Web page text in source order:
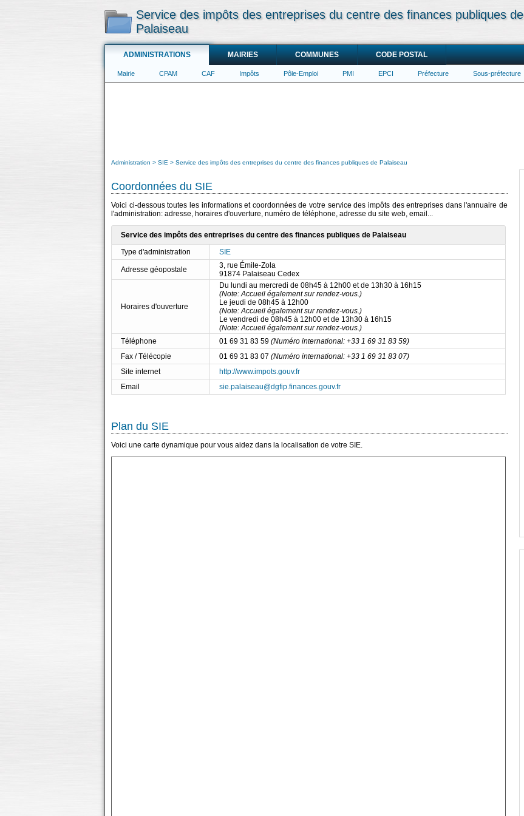
Service des impôts des entreprises du centre des finances publiques de
Palaiseau
ADMINISTRATIONS MAIRIES COMMUNES CODE POSTAL
Mairie CPAM CAF Impôts Pôle-Emploi PMI EPCI Préfecture Sous-préfecture
Administration SIE Service des impôts des entreprises du centre des finances publiques de Palaiseau
Coordonnées du SIE
Voici ci-dessous toutes les informations et coordonnées de votre service des impôts des entreprises dans l'annuaire de
l'administration: adresse, horaires d'ouverture, numéro de téléphone, adresse du site web, email...
Service des impôts des entreprises du centre des finances publiques de Palaiseau
Type d'administration
SIE
Adresse géopostale
3, rue Émile-Zola
91874 Palaiseau Cedex
Horaires d'ouverture
Du lundi au mercredi de 08h45 à 12h00 et de 13h30 à 16h15
(Note: Accueil également sur rendez-vous.)
Le jeudi de 08h45 à 12h00
(Note: Accueil également sur rendez-vous.)
Le vendredi de 08h45 à 12h00 et de 13h30 à 16h15
(Note: Accueil également sur rendez-vous.)
Téléphone
01 69 31 83 59 (Numéro international: +33 1 69 31 83 59)
Fax / Télécopie
01 69 31 83 07 (Numéro international: +33 1 69 31 83 07)
Site internet
http://www.impots.gouv.fr
Email
sie.palaiseau@dgfip.finances.gouv.fr
Plan du SIE
Voici une carte dynamique pour vous aidez dans la localisation de votre SIE.